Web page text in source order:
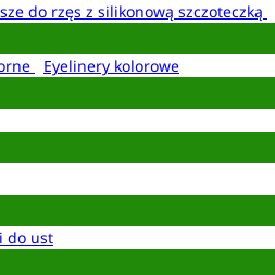
do rzęs z silikonową szczoteczką
Eyelinery kolorowe
do ust